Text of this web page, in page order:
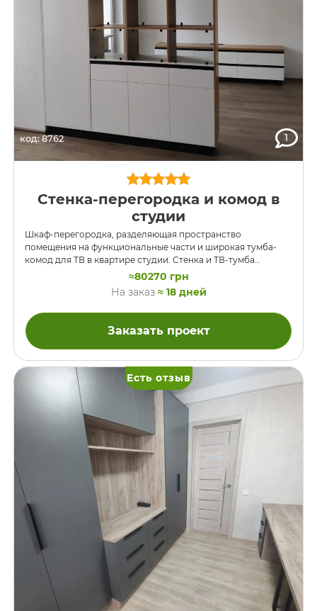
код: 8762 1
Стенка-перегородка и комод в
студии
Шкаф-перегородка, разделяющая пространство
помещения на функциональные части и широкая тумба-
комод для ТВ в квартире студии. Стенка и ТВ-тумба
сделаны в модном сочетании текстуры натурального дуба
и белого цвета. В стенке имеются открытые полки, в
которых в качестве задних стенок использовано дымчатое
стекло таким образом, чтобы часть этих полок «смотрела»
в одну сторону шкафа, а часть в противоположную. Доступ
к закрытым фасадам шкафам и ящикам есть только
снаружи, потому что с противоположной стороны к этой
перегородке будет поставлен диван. Выдвижные ящики …
≈80270 грн
На заказ ≈ 18 дней
Заказать проект
Есть отзыв